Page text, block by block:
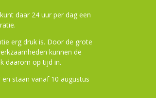
met de Urban Proof
daar 24 uur per dag een
erg druk is. Door de grote
kunnen de
daarom op tijd in.
staan vanaf 10 augustus